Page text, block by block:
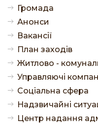
Громада
Анонси
Ваканcії
План заходів
Житлово -
Управляючі
Соціальна сфера
Надзвичайні
Центр надання